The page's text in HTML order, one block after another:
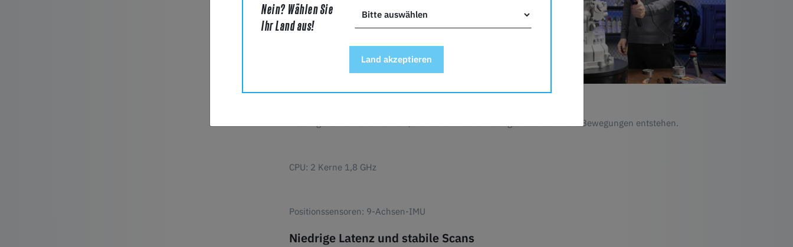
Beseitige fehlerhafte Rahmen, die durch Erschütterungen oder schnelle Bewegungen entstehen.
CPU: 2 Kerne 1,8 GHz
Positionssensoren: 9-Achsen-IMU
Niedrige Latenz und stabile Scans
Nein? Wählen Sie
Ihr Land aus!
Land akzeptieren